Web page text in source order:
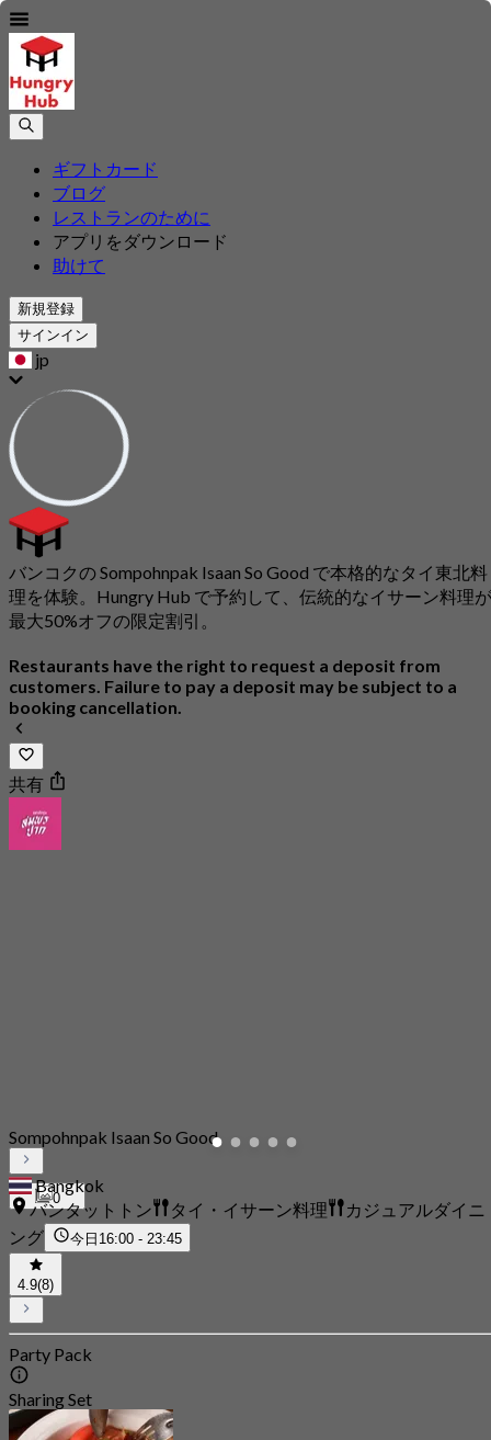
ギフトカード
ブログ
レストランのために
アプリをダウンロード
助けて
新規登録
サインイン
jp
バンコクの Sompohnpak Isaan So Good で本格的なタイ東北料
理を体験。Hungry Hub で予約して、伝統的なイサーン料理が
最大50%オフの限定割引。
Restaurants have the right to request a deposit from
customers. Failure to pay a deposit may be subject to a
booking cancellation.
共有
0
Sompohnpak Isaan So Good
Bangkok
バンタットトン
タイ・イサーン料理
カジュアルダイニ
ング
今日 16:00 - 23:45
4.9(8)
Party Pack
Sharing Set